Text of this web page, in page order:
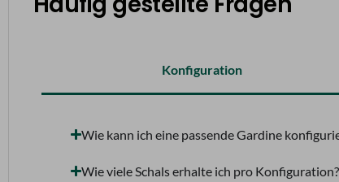
Konfiguration
Wie kann ich eine passende Gardine
Wie viele Schals erhalte ich pro Konfiguration?